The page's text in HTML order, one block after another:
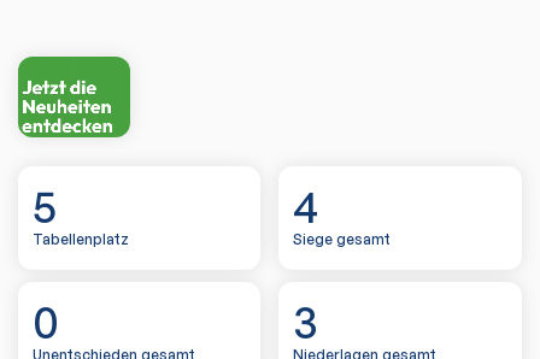
5
Tabellenplatz
4
Siege gesamt
0
Unentschieden gesamt
3
Niederlagen gesamt